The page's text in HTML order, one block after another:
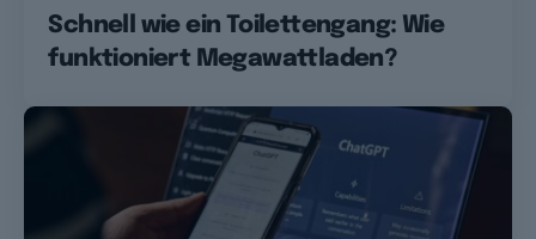
Schnell wie ein Toilettengang: Wie
funktioniert Megawattladen?